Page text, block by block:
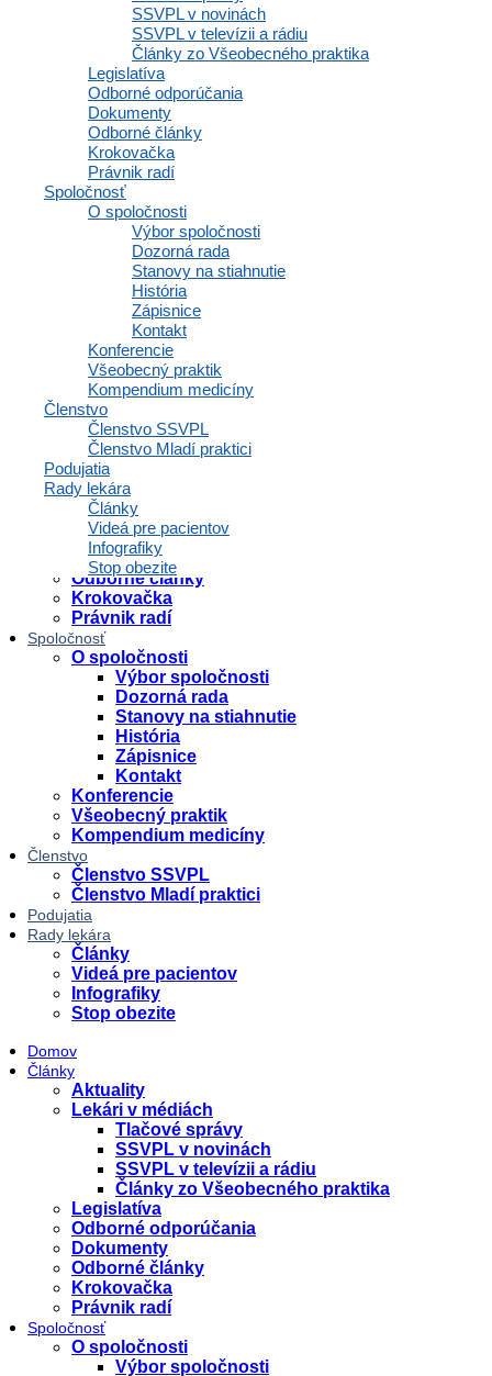
SSVPL v novinách
SSVPL v televízii a rádiu
Články zo Všeobecného praktika
Legislatíva
Odborné odporúčania
Dokumenty
Odborné články
Krokovačka
Právnik radí
Spoločnosť
O spoločnosti
Výbor spoločnosti
Dozorná rada
Stanovy na stiahnutie
História
Zápisnice
Kontakt
Konferencie
Všeobecný praktik
Kompendium medicíny
Členstvo
Členstvo SSVPL
Členstvo Mladí praktici
Podujatia
Rady lekára
Články
Videá pre pacientov
Infografiky
Stop obezite
Domovská stránka
Osobné informácie a profil
Výhody a zľavy
Vzdelávacie materiály a odborné zdroje
Zápisnice a interné dokumenty spoločnosti
Komunikácia a správy
Inzercia abmulancií
Domovská stránka
Aktuality
Lekári v médiách
Tlačové správy
SSVPL v novinách
Články zo Všeobecného praktika
Legislatíva
Odborné odporúčania
Dokumenty
Odborné články
Krokovačka
Právnik radí
Spoločnosť
O spoločnosti
Výbor spoločnosti
Dozorná rada
Stanovy na stiahnutie
História
Zápisnice
Kontakt
Konferencie
Všeobecný praktik
Kompendium medicíny
Členstvo
Členstvo SSVPL
Členstvo Mladí praktici
Podujatia
Rady lekára
Články
Videá pre pacientov
Infografiky
Stop obezite
Domov
Články
Aktuality
Lekári v médiách
Tlačové správy
SSVPL v novinách
SSVPL v televízii a rádiu
Články zo Všeobecného praktika
Legislatíva
Odborné odporúčania
Dokumenty
Odborné články
Krokovačka
Právnik radí
Spoločnosť
O spoločnosti
Výbor spoločnosti